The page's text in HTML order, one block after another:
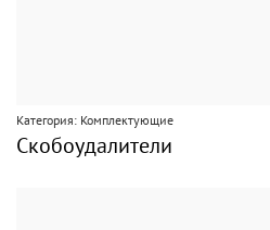
Категория: Комплектующие
Скобоудалители